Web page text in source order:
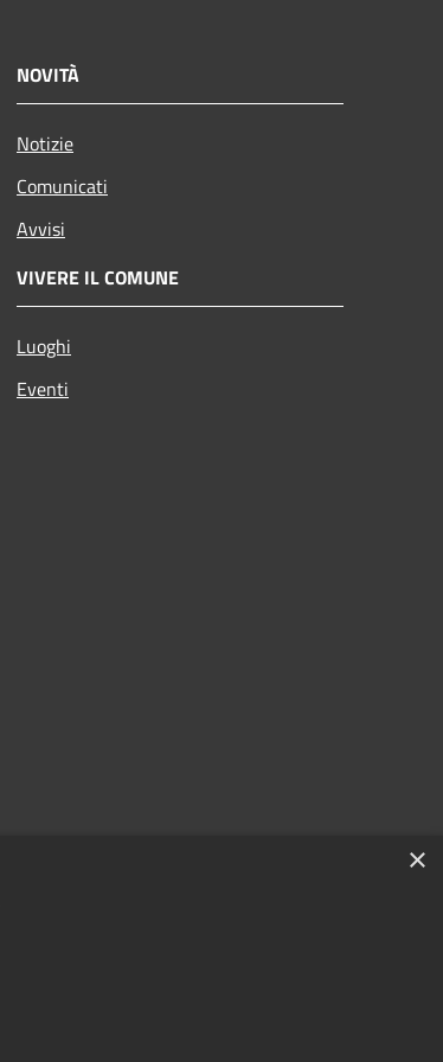
NOVITÀ
Notizie
Comunicati
Avvisi
VIVERE IL COMUNE
Luoghi
Eventi
×